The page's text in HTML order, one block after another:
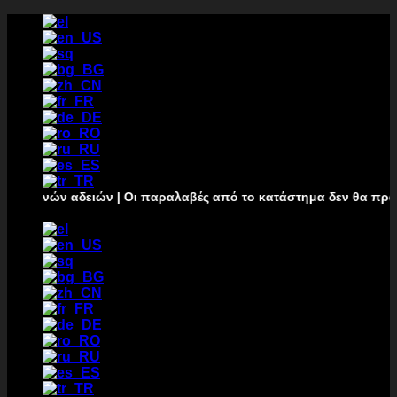
Μετάβαση
περιεχόμενο
αδειών | Οι παραλαβές από το κατάστημα δεν θα